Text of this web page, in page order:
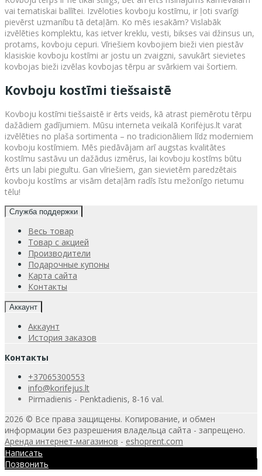
vai tematiskai ballītei. Izvēloties kovboju kostīmu, ir ļoti svarīgi
pievērst uzmanību tā detaļām. Ko mēs iesakām? Vislabāk
izvēlēties komplektu, kas ietver kreklu, vesti, bikses vai džinsus un,
protams, kovboju cepuri. Vīriešiem kovbojiem bieži vien piestāv
klasiskie kovboju kostīmi ar jostu un zvaigzni, savukārt sievietes
kovbojas bieži izvēlas kovbojas tērpu ar svārkiem vai šortiem.
Kovboju kostīmi tiešsaistē
Kovboju kostīmi tiešsaistē ir ērts veids, kā atrast piemērotu tērpu
dažādiem gadījumiem. Mūsu interneta veikalā Korifėjus.lt varat
izvēlēties no plaša sortimenta – no tradicionāliem līdz moderniem
kovboju kostīmiem. Mēs piedāvājam arī augstas kvalitātes
kostīmu sastāvu un dažādus izmērus, lai kovboju kostīms būtu
ērts un labi piegultu. Gan vīriešiem, gan sievietēm paredzētais
kovboju kostīms ar visām detaļām radīs īstu mežonīgo rietumu
tēlu!
Служба поддержки
Весь товар
Товар с акцией
Производители
Подарочные купоны
Карта сайта
Контакты
Аккаунт
Аккаунт
История заказов
Контакты
+37065300553
info@korifejus.lt
Pirmadienis - Penktadienis, 8-16 val.
2026 © Все права защищены. Копирование, и обмен
информации без разрешения владельца сайта - запрещено.
Аренда интернет-магазинов - eshoprent.com
Написать
Позвонить